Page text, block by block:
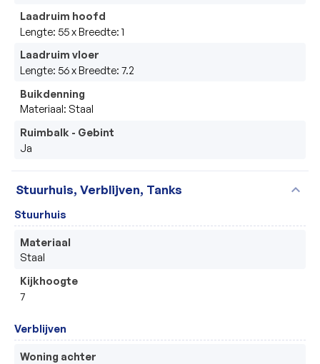
Laadruim hoofd
Lengte: 55 x Breedte: 1
Laadruim vloer
Lengte: 56 x Breedte: 7.2
Buikdenning
Materiaal: Staal
Ruimbalk - Gebint
Ja
Stuurhuis, Verblijven, Tanks expand_more
Stuurhuis
Materiaal
Staal
Kijkhoogte
7
Verblijven
Woning achter